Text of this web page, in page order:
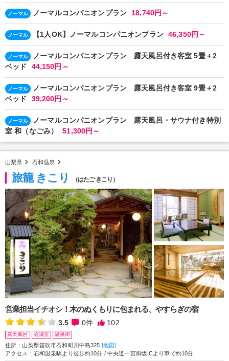
ノーマル ノーマルコンパニオンプラン 18,740円～
ノーマル 【1人OK】ノーマルコンパニオンプラン 46,350円～
ノーマル
ノーマルコンパニオンプラン 露天風呂付き客室 5畳＋2
ベッド
44,150円～
ノーマル
ノーマルコンパニオンプラン 露天風呂付き客室 9畳＋2
ベッド
39,200円～
ノーマル
ノーマルコンパニオンプラン 露天風呂・サウナ付き特別
室 和（なごみ）
51,300円～
山梨県 石和温泉
旅籠 きこり （はたご きこり）
営業担当イチオシ！木のぬくもりに包まれる、やすらぎの宿
3.5 0件 102
露天風呂 会議室 温泉街
住所：山梨県笛吹市石和町川中島325 [地図]
アクセス：石和温泉駅より徒歩約10分 / 中央道一宮御坂ICより車で約10分